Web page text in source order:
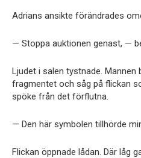
Adrians ansikte förändrades
— Stoppa auktionen genast, —
Ljudet i salen tystnade. Mannen
fragmentet och såg på flickan
spöke från det förflutna.
— Den här symbolen tillhörde
Flickan öppnade lådan. Där låg